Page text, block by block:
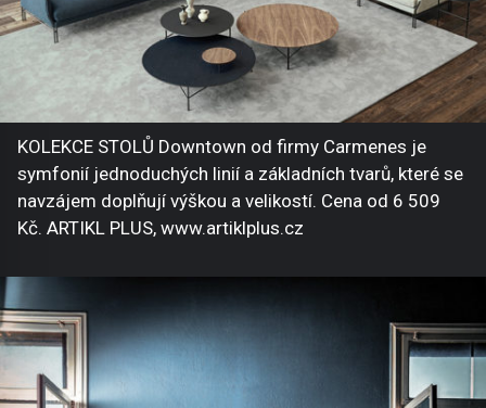
KOLEKCE STOLŮ Downtown od firmy Carmenes je
symfonií jednoduchých linií a základních tvarů, které se
navzájem doplňují výškou a velikostí. Cena od 6 509
Kč. ARTIKL PLUS, www.artiklplus.cz